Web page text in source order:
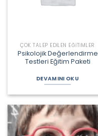
ÇOK TALEP EDILEN EĞITIMLER
Psikolojik Değerlendirme
Testleri Eğitim Paketi
DEVAMINI OKU